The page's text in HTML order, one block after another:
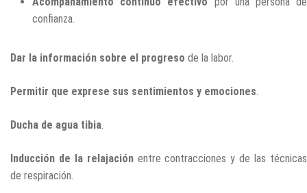
confianza.
Dar la información sobre el progreso de la labor.
Permitir que exprese sus sentimientos y emociones.
Ducha de agua tibia.
Inducción de la relajaciónentre contracciones y de las técnicas
de respiración.